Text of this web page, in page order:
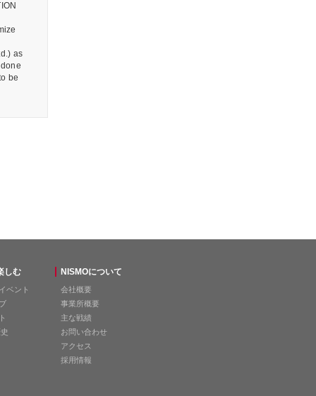
as
be
しむ
ベント
NISMOについて
会社概要
事業所概要
主な戦績
お問い合わせ
アクセス
採用情報